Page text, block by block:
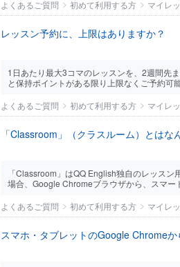
よくあるご質問
初めて利用する方 マイレ
レッスン予約に、上限はありますか？
1日あたり最大3コマのレッスンを、2週間先
と保持ポイントがある限り上限なくご予約可能
よくあるご質問
初めて利用する方 マイレ
「Classroom」（クラスルーム）とはな
「Classroom」はQQ English独自のレッス
場合、Google Chromeブラウザから、スマー
よくあるご質問
初めて利用する方 マイレ
スマホ・タブレットのGoogle Chrome